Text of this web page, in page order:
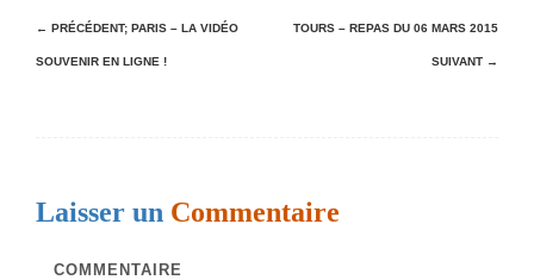
N
a
a
← PRÉCÉDENT; PARIS – LA VIDÉO
SOUVENIR EN LIGNE !
TOURS – REPAS DU 06 MARS 2015
SUIVANT →
Laisser un Commentaire
COMMENTAIRE